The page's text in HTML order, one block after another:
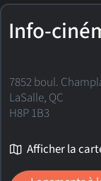
Info-
7852 boul.
LaSalle, QC
H8P 1B3
Afficher la